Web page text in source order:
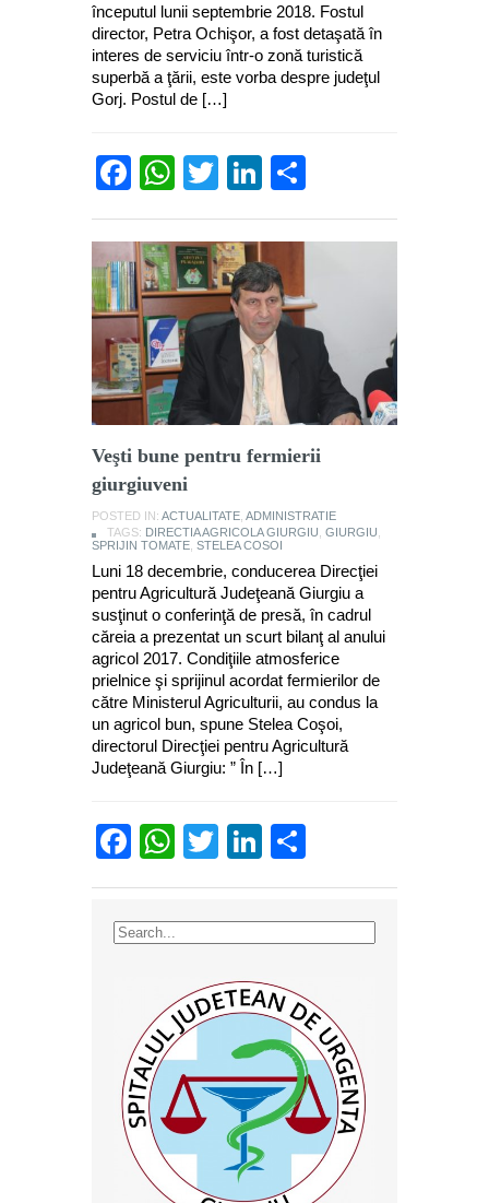
începutul lunii septembrie 2018. Fostul
director, Petra Ochişor, a fost detaşată în
interes de serviciu într-o zonă turistică
superbă a ţării, este vorba despre judeţul
Gorj. Postul de […]
Facebook
WhatsApp
TwitterLinkedIn
Veşti bune pentru fermierii
giurgiuveni
POSTED IN: ACTUALITATE ADMINISTRATIE
TAGS: DIRECTIA AGRICOLA GIURGIU GIURGIU
SPRIJIN TOMATE STELEA COSOI
Luni 18 decembrie, conducerea Direcţiei
pentru Agricultură Judeţeană Giurgiu a
susţinut o conferinţă de presă, în cadrul
căreia a prezentat un scurt bilanţ al anului
agricol 2017. Condiţiile atmosferice
prielnice şi sprijinul acordat fermierilor de
către Ministerul Agriculturii, au condus la
un agricol bun, spune Stelea Coşoi,
directorul Direcţiei pentru Agricultură
Judeţeană Giurgiu: ” În […]
Facebook
WhatsApp
TwitterLinkedIn